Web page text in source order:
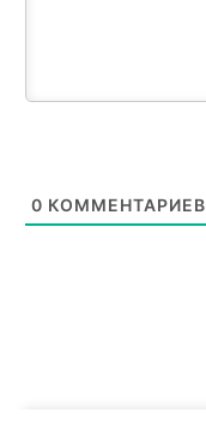
0 КОММЕНТАРИЕВ